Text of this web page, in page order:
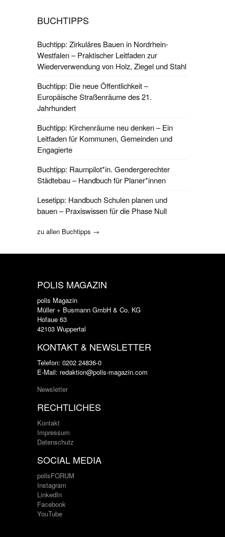
BUCHTIPPS
Buchtipp: Zirkuläres Bauen in Nordrhein-
Westfalen – Praktischer Leitfaden zur
Wiederverwendung von Holz, Ziegel und Stahl
Buchtipp: Die neue Öffentlichkeit –
Europäische Straßenräume des 21.
Jahrhundert
Buchtipp: Kirchenräume neu denken – Ein
Leitfaden für Kommunen, Gemeinden und
Engagierte
Buchtipp: Raumpilot*in. Gendergerechter
Städtebau – Handbuch für Planer*innen
Lesetipp: Handbuch Schulen planen und
bauen – Praxiswissen für die Phase Null
zu allen Buchtipps →
POLIS MAGAZIN
polis Magazin
Müller + Busmann GmbH & Co. KG
Hofaue 63
42103 Wuppertal
KONTAKT & NEWSLETTER
Telefon: 0202 24836-0
E-Mail: redaktion@polis-magazin.com
Newsletter
RECHTLICHES
Kontakt
Impressum
Datenschutz
SOCIAL MEDIA
polisFORUM
Instagram
LinkedIn
Facebook
YouTube